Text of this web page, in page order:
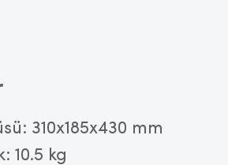
310x185x430 mm
10.5 kg